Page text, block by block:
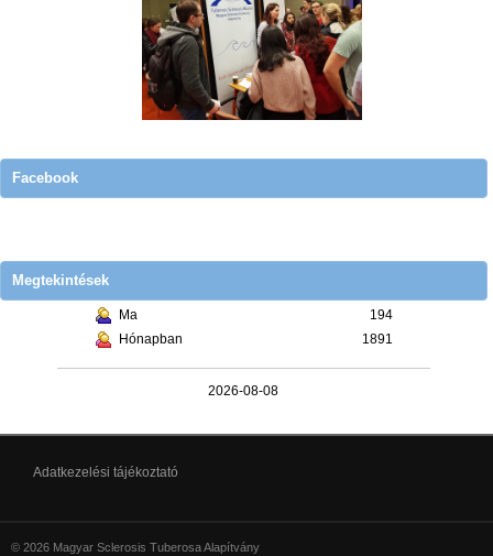
Facebook
Megtekintések
Ma
194
Hónapban
1891
2026-08-08
Adatkezelési tájékoztató
© 2026 Magyar Sclerosis Tuberosa Alapítvány